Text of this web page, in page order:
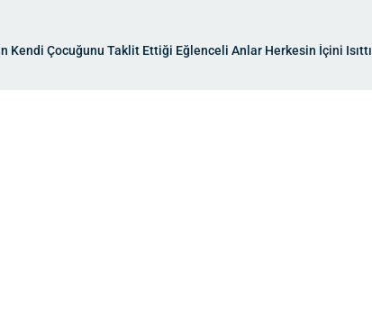
Kendi Çocuğunu Taklit Ettiği Eğlenceli Anlar Herkesin İçini Isıttı